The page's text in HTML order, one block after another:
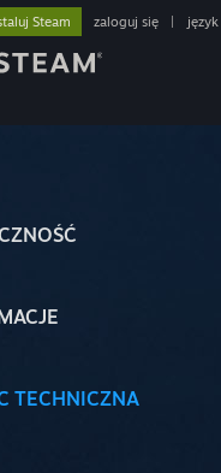
TECHNICZNA
Steam zaloguj się język